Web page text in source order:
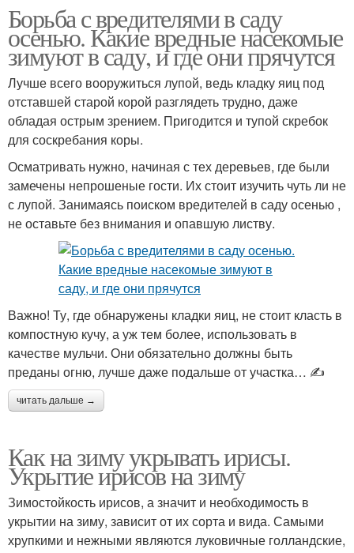
Борьба с вредителями в саду
осенью. Какие вредные насекомые
зимуют в саду, и где они прячутся
Лучше всего вооружиться лупой, ведь кладку яиц под
отставшей старой корой разглядеть трудно, даже
обладая острым зрением. Пригодится и тупой скребок
для соскребания коры.
Осматривать нужно, начиная с тех деревьев, где были
замечены непрошеные гости. Их стоит изучить чуть ли не
с лупой. Занимаясь поиском вредителей в саду осенью ,
не оставьте без внимания и опавшую листву.
Важно! Ту, где обнаружены кладки яиц, не стоит класть в
компостную кучу, а уж тем более, использовать в
качестве мульчи. Они обязательно должны быть
преданы огню, лучше даже подальше от участка… ✍
читать дальше →
Как на зиму укрывать ирисы.
Укрытие ирисов на зиму
Зимостойкость ирисов, а значит и необходимость в
укрытии на зиму, зависит от их сорта и вида. Самыми
хрупкими и нежными являются луковичные голландские,